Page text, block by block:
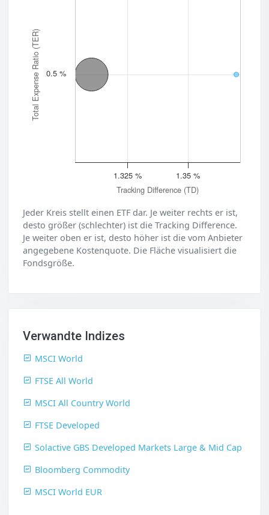
Tracking Difference (TD)
Total Expense Ratio (TER)
1.325 % 1.35 %
0.5 %
Jeder Kreis stellt einen ETF dar. Je weiter rechts er ist,
desto größer (schlechter) ist die Tracking Difference.
Je weiter oben er ist, desto höher ist die vom Anbieter
angegebene Kostenquote. Die Fläche visualisiert die
Fondsgröße.
Verwandte Indizes
MSCI World
FTSE All World
MSCI All Country World
FTSE Developed
Solactive GBS Developed Markets Large & Mid Cap
Bloomberg Commodity
MSCI World EUR